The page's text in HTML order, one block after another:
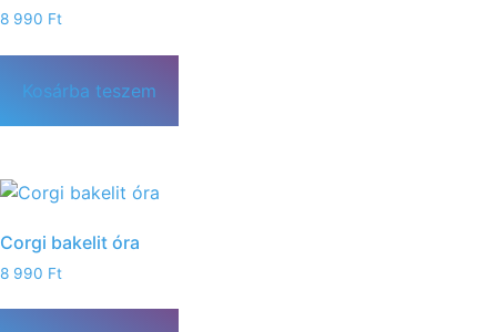
8 990 Ft
Kosárba teszem
Corgi bakelit óra
8 990 Ft